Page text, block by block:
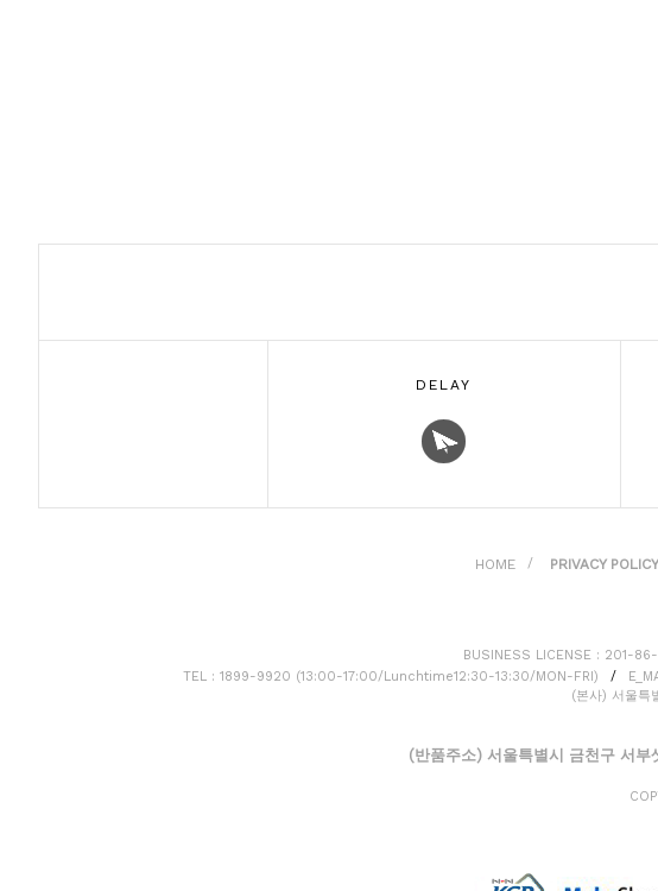
DELAY
HOME / PRIVACY POLICY
BUSINESS LICENSE : 201-86-
TEL : 1899-9920 (13:00-17:00/Lunchtime12:30-13:30/MON-FRI)
/
(본사) 서울특
(반품주소) 서울특별시 금천구 서